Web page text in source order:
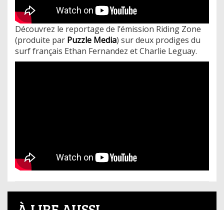
Découvrez le reportage de l’émission Riding Zone
(produite par Puzzle Media) sur deux prodiges du
surf français Ethan Fernandez et Charlie Leguay.